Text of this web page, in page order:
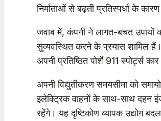
निर्माताओं से बढ़ती प्रतिस्पर्धा के
जवाब में, कंपनी ने लागत-बचत उपायों
सुव्यवस्थित करने के प्रयास शामिल
अपनी प्रतिष्ठित पोर्शे 911 स्पोर्ट्स
अपनी विद्युतीकरण समयसीमा को
इलेक्ट्रिक वाहनों के साथ-साथ दहन
रहेंगे। यह दृष्टिकोण व्यापक उद्योग